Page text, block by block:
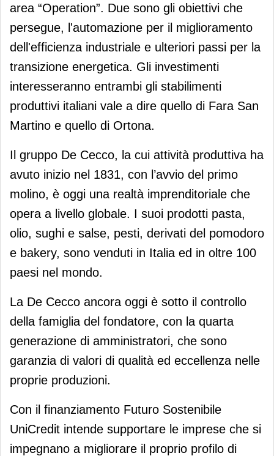
area “Operation”. Due sono gli obiettivi che
persegue, l'automazione per il miglioramento
dell'efficienza industriale e ulteriori passi per la
transizione energetica. Gli investimenti
interesseranno entrambi gli stabilimenti
produttivi italiani vale a dire quello di Fara San
Martino e quello di Ortona.
Il gruppo De Cecco, la cui attività produttiva ha
avuto inizio nel 1831, con l’avvio del primo
molino, è oggi una realtà imprenditoriale che
opera a livello globale. I suoi prodotti pasta,
olio, sughi e salse, pesti, derivati del pomodoro
e bakery, sono venduti in Italia ed in oltre 100
paesi nel mondo.
La De Cecco ancora oggi è sotto il controllo
della famiglia del fondatore, con la quarta
generazione di amministratori, che sono
garanzia di valori di qualità ed eccellenza nelle
proprie produzioni.
Con il finanziamento Futuro Sostenibile
UniCredit intende supportare le imprese che si
impegnano a migliorare il proprio profilo di